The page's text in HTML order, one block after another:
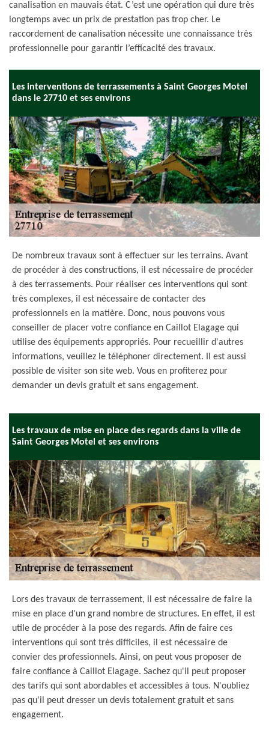
canalisation en mauvais état. C’est une opération qui dure très
longtemps avec un prix de prestation pas trop cher. Le
raccordement de canalisation nécessite une connaissance très
professionnelle pour garantir l’efficacité des travaux.
Les interventions de terrassements à Saint Georges Motel
dans le 27710 et ses environs
De nombreux travaux sont à effectuer sur les terrains. Avant
de procéder à des constructions, il est nécessaire de procéder
à des terrassements. Pour réaliser ces interventions qui sont
très complexes, il est nécessaire de contacter des
professionnels en la matière. Donc, nous pouvons vous
conseiller de placer votre confiance en Caillot Elagage qui
utilise des équipements appropriés. Pour recueillir d'autres
informations, veuillez le téléphoner directement. Il est aussi
possible de visiter son site web. Vous en profiterez pour
demander un devis gratuit et sans engagement.
Les travaux de mise en place des regards dans la ville de
Saint Georges Motel et ses environs
Lors des travaux de terrassement, il est nécessaire de faire la
mise en place d'un grand nombre de structures. En effet, il est
utile de procéder à la pose des regards. Afin de faire ces
interventions qui sont très difficiles, il est nécessaire de
convier des professionnels. Ainsi, on peut vous proposer de
faire confiance à Caillot Elagage. Sachez qu'il peut proposer
des tarifs qui sont abordables et accessibles à tous. N'oubliez
pas qu'il peut dresser un devis totalement gratuit et sans
engagement.